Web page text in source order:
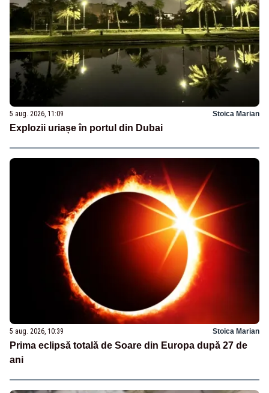
5 aug. 2026, 11:09 Stoica Marian
Explozii uriașe în portul din Dubai
5 aug. 2026, 10:39 Stoica Marian
Prima eclipsă totală de Soare din Europa după 27 de
ani